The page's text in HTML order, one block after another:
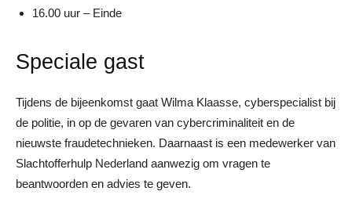
16.00 uur – Einde
Speciale gast
Tijdens de bijeenkomst gaat Wilma Klaasse, cyberspecialist bij
de politie, in op de gevaren van cybercriminaliteit en de
nieuwste fraudetechnieken. Daarnaast is een medewerker van
Slachtofferhulp Nederland aanwezig om vragen te
beantwoorden en advies te geven.